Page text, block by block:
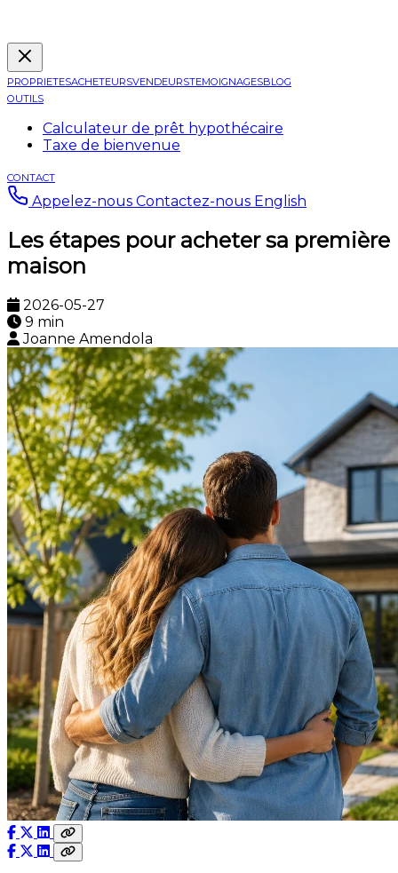
PROPRIETESACHETEURSVENDEURSTEMOIGNAGESBLOG
OUTILS
Calculateur de prêt hypothécaire
Taxe de bienvenue
CONTACT
Appelez-nous Contactez-nous English
Les étapes pour acheter sa première
maison
2026-05-27
9 min
Joanne Amendola